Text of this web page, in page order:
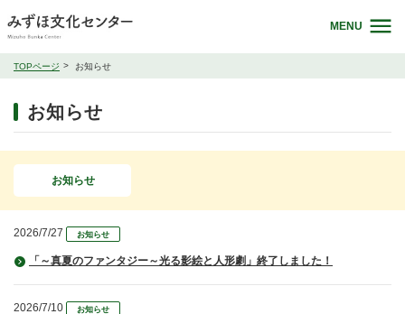
MENU
TOPページ お知らせ
お知らせ
お知らせ
2026/7/27 お知らせ
「～真夏のファンタジー～光る影絵と人形劇」終了しました！
2026/7/10 お知らせ